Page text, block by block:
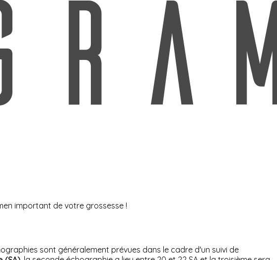
important de votre grossesse !
sont généralement prévues dans le cadre d'un suivi de